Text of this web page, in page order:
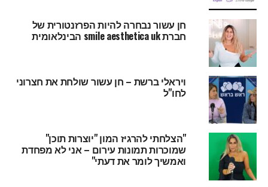
חן עשור נבחרה להיות הפרזנטורית של
חברת smile aesthetica uk הבינלאומית
ויראלי ברשת – חן עשור שולחת את חצרוני
לחו"ל
"הצלחתי להרגיז המון "יוצרות תוכן"
שמוכרות תמונות עירום – אני לא מפחדת
ואמשיך לומר את דעתי"